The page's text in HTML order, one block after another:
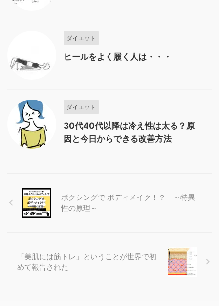
ダイエット
ヒールをよく履く人は・・・
ダイエット
30代40代以降は冷え性は太る？原
因と今日からできる改善方法
ボクシングで ボディメイク！？ ～特異
性の原理～
「美肌には筋トレ」ということが世界で初
めて報告された